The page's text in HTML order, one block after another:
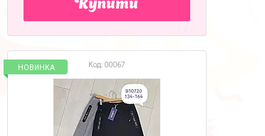
Купити
00067
НОВИНКА